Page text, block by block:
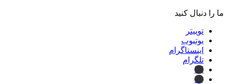
ما را دنبال کنید
توییتر
یوتیوب
اینستاگرام
تلگرام
ایتا
بله